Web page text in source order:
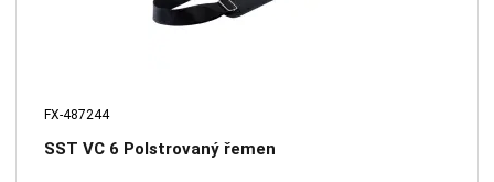
FX-487244
SST VC 6 Polstrovaný řemen